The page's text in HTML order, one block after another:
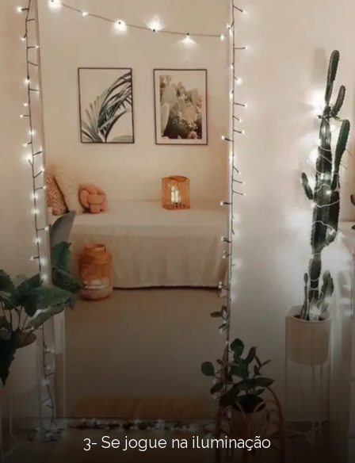
3- Se jogue na iluminação